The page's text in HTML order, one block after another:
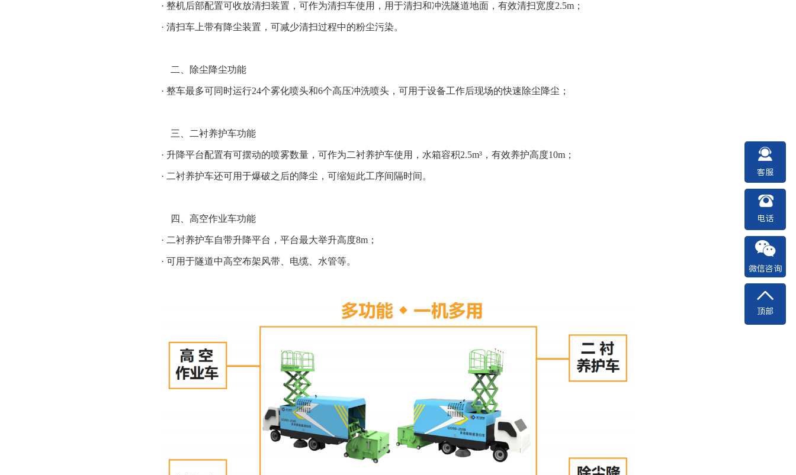
· 整机后部配置可收放清扫装置，可作为清扫车使用，用于清扫和冲洗隧道地面，有效清扫宽度2.5m；
· 清扫车上带有降尘装置，可减少清扫过程中的粉尘污染。
二、除尘降尘功能
· 整车最多可同时运行24个雾化喷头和6个高压冲洗喷头，可用于设备工作后现场的快速除尘降尘；
三、二衬养护车功能
· 升降平台配置有可摆动的喷雾数量，可作为二衬养护车使用，水箱容积2.5m³，有效养护高度10m；
· 二衬养护车还可用于爆破之后的降尘，可缩短此工序间隔时间。
四、高空作业车功能
· 二衬养护车自带升降平台，平台最大举升高度8m；
· 可用于隧道中高空布架风带、电缆、水管等。
客服
电话
微信咨询
顶部